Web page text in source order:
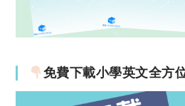
免費下載小學英文全方